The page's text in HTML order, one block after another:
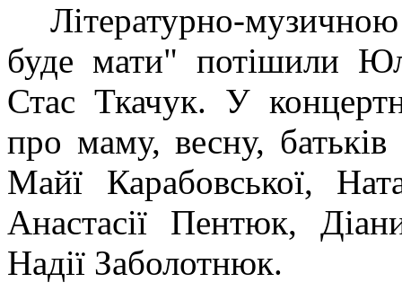
Літературно-
буде мати" потішили
Стас Ткачук. У
про маму, весну, батьків
Майї Карабовської,
Анастасії Пентюк,
Надії Заболотнюк.